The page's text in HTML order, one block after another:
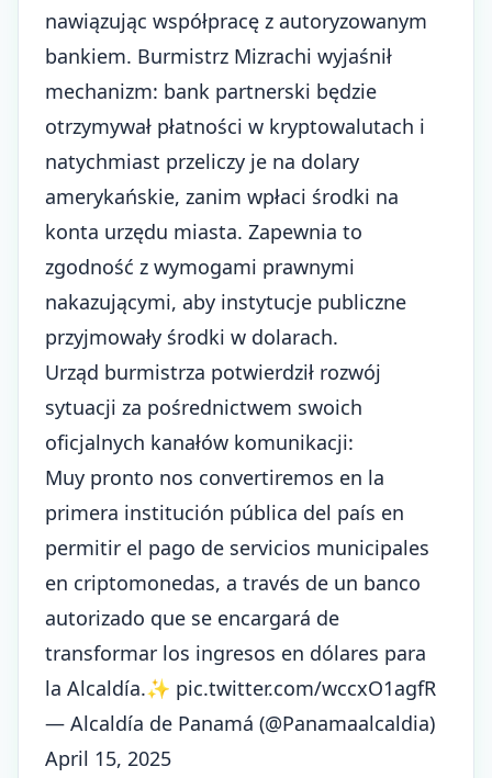
nawiązując współpracę z autoryzowanym
bankiem. Burmistrz Mizrachi wyjaśnił
mechanizm: bank partnerski będzie
otrzymywał płatności w kryptowalutach i
natychmiast przeliczy je na dolary
amerykańskie, zanim wpłaci środki na
konta urzędu miasta. Zapewnia to
zgodność z wymogami prawnymi
nakazującymi, aby instytucje publiczne
przyjmowały środki w dolarach.
Urząd burmistrza potwierdził rozwój
sytuacji za pośrednictwem swoich
oficjalnych kanałów komunikacji:
Muy pronto nos convertiremos en la
primera institución pública del país en
permitir el pago de servicios municipales
en criptomonedas, a través de un banco
autorizado que se encargará de
transformar los ingresos en dólares para
la Alcaldía.✨ pic.twitter.com/wccxO1agfR
— Alcaldía de Panamá (@Panamaalcaldia)
April 15, 2025